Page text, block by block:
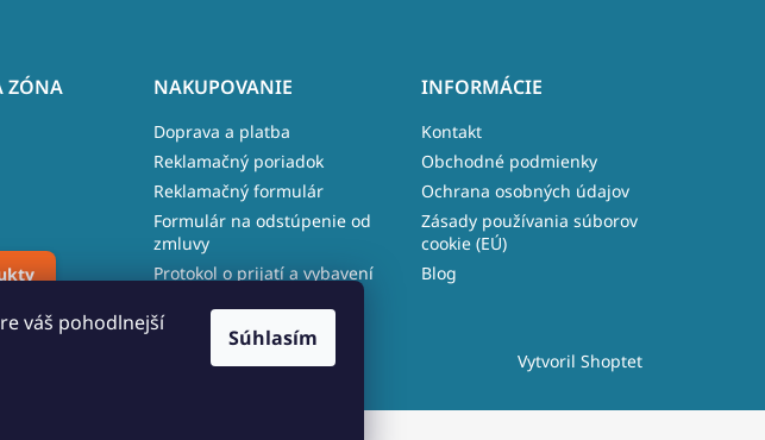
váš pohodlnejší
Súhlasím
ZÓNA NAKUPOVANIE
Doprava a platba
Reklamačný poriadok
Reklamačný formulár
Formulár na odstúpenie od
zmluvy
Protokol o prijatí a vybavení
INFORMÁCIE
Kontakt
Obchodné podmienky
Ochrana osobných údajov
Zásady používania súborov
cookie (EÚ)
Blog
Vytvoril Shoptet